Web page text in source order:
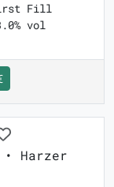
Fill
vol
• Harzer